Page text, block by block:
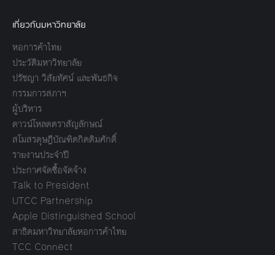
เกี่ยวกับมหาวิทยาลัย
หอการค้าไทย
ประวัติมหาวิทยาลัย
ปรัชญา วิสัยทัศน์ และพันธกิจ
กรรมการสภาฯ
ผู้บริหาร
ดาวน์โหลดตราสัญลักษณ์
สโมสรดุษฎีบัณฑิตกิตติมศักดิ์
รายงานประจำปี
ประกาศจัดซื้อจัดจ้าง
Talk to President
UTCC Partnership
Apple Distinguished School
สาธิตมหาวิทยาลัยหอการค้าไทย
TCC Connect